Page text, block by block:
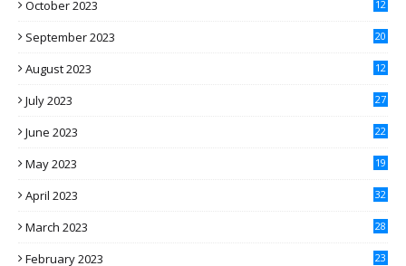
October 2023 12
September 2023 20
August 2023 12
July 2023 27
June 2023 22
May 2023 19
April 2023 32
March 2023 28
February 2023 23